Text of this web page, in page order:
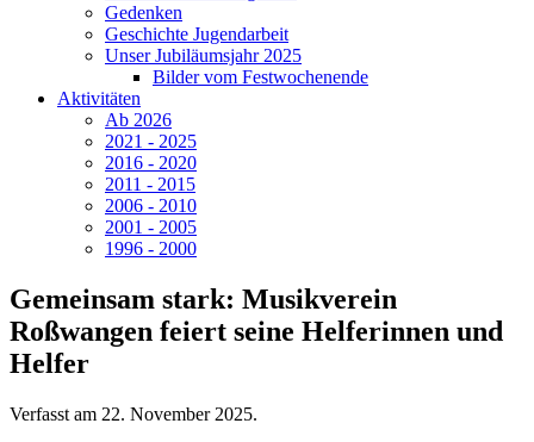
Gedenken
Geschichte Jugendarbeit
Unser Jubiläumsjahr 2025
Bilder vom Festwochenende
Aktivitäten
Ab 2026
2021 - 2025
2016 - 2020
2011 - 2015
2006 - 2010
2001 - 2005
1996 - 2000
Gemeinsam stark: Musikverein
Roßwangen feiert seine Helferinnen und
Helfer
Verfasst am 22. November 2025.